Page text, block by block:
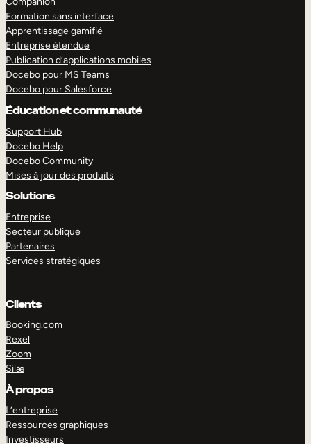
Formation sans interface
Apprentissage gamifié
Entreprise étendue
Publication d’applications mobiles
Docebo pour MS Teams
Docebo pour Salesforce
Éducation et communauté
Support Hub
Docebo Help
Docebo Community
Mises à jour des produits
Solutions
Entreprise
Secteur publique
Partenaires
Services stratégiques
Clients
Booking.com
Rexel
Zoom
Silæ
À propos
L’entreprise
Ressources graphiques
Investisseurs